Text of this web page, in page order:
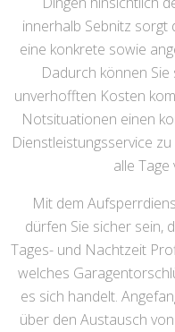
innerhalb Sebnitz sorgt
eine konkrete sowie
Dadurch können
unverhofften Kosten
Notsituationen einen
Dienstleistungsservice
alle
Mit dem
dürfen Sie sicher sein,
Tages- und Nachtzeit
welches
es sich handelt.
über den Austausch